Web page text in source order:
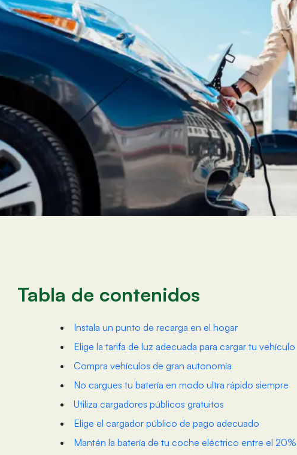
Tabla de contenidos
Instala un punto de recarga en el hogar
Elige la tarifa de luz adecuada para cargar tu vehículo
Compra vehículos de gran autonomía
No cargues tu batería en modo ultra rápido siempre
Utiliza cargadores públicos gratuitos
Elige el cargador público de pago adecuado
Mantén la batería de tu coche eléctrico entre el